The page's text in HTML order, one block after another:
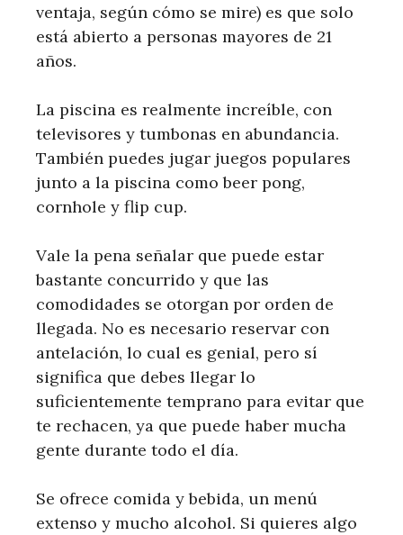
ventaja, según cómo se mire) es que solo
está abierto a personas mayores de 21
años.
La piscina es realmente increíble, con
televisores y tumbonas en abundancia.
También puedes jugar juegos populares
junto a la piscina como beer pong,
cornhole y flip cup.
Vale la pena señalar que puede estar
bastante concurrido y que las
comodidades se otorgan por orden de
llegada. No es necesario reservar con
antelación, lo cual es genial, pero sí
significa que debes llegar lo
suficientemente temprano para evitar que
te rechacen, ya que puede haber mucha
gente durante todo el día.
Se ofrece comida y bebida, un menú
extenso y mucho alcohol. Si quieres algo